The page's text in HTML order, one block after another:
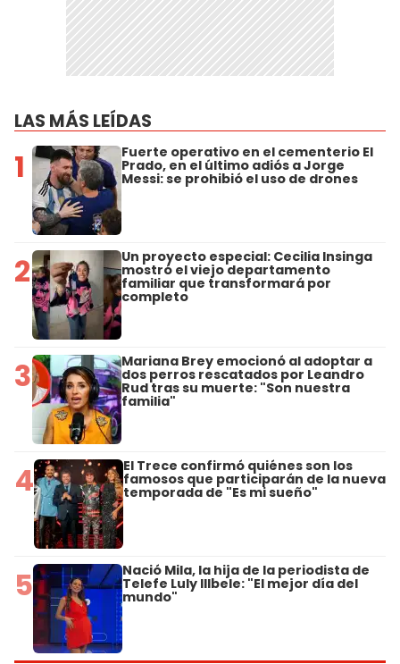
LAS MÁS LEÍDAS
1 Fuerte operativo en el cementerio El
Prado, en el último adiós a Jorge
Messi: se prohibió el uso de drones
2 Un proyecto especial: Cecilia Insinga
mostró el viejo departamento
familiar que transformará por
completo
3 Mariana Brey emocionó al adoptar a
dos perros rescatados por Leandro
Rud tras su muerte: "Son nuestra
familia"
4 El Trece confirmó quiénes son los
famosos que participarán de la nueva
temporada de "Es mi sueño"
5 Nació Mila, la hija de la periodista de
Telefe Luly Illbele: "El mejor día del
mundo"